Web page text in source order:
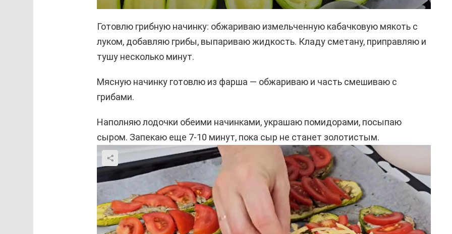
Готовлю грибную начинку: обжариваю измельченную кабачковую мякоть с
луком, добавляю грибы, выпариваю жидкость. Кладу сметану, приправляю и
тушу несколько минут.
Мясную начинку готовлю из фарша — обжариваю и часть смешиваю с
грибами.
Наполняю лодочки обеими начинками, украшаю помидорами, посыпаю
сыром. Запекаю еще 7-10 минут, пока сыр не станет золотистым.